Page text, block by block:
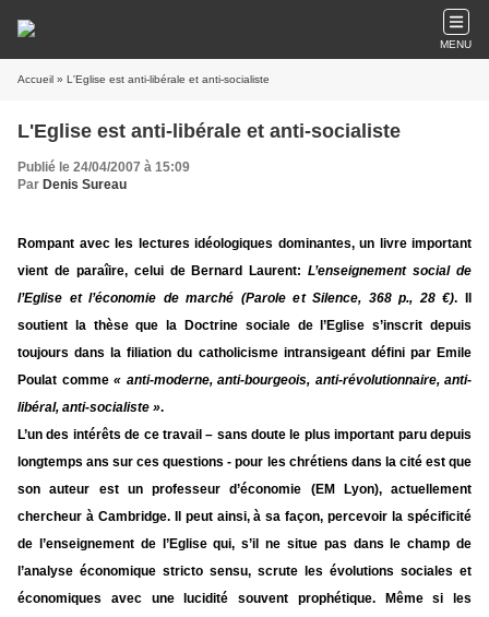
MENU
Accueil » L'Eglise est anti-libérale et anti-socialiste
L'Eglise est anti-libérale et anti-socialiste
Publié le 24/04/2007 à 15:09
Par Denis Sureau
Rompant avec les lectures idéologiques dominantes, un livre important
vient de paraîire, celui de Bernard Laurent:L’enseignement social de
l’Eglise et l’économie de marché (Parole et Silence, 368 p., 28 €). Il
soutient la thèse que la Doctrine sociale de l’Eglise s’inscrit depuis
toujours dans la filiation du catholicisme intransigeant défini par Emile
Poulat comme « anti-moderne, anti-bourgeois, anti-révolutionnaire, anti-
libéral, anti-socialiste ».
L’un des intérêts de ce travail – sans doute le plus important paru depuis
longtemps ans sur ces questions - pour les chrétiens dans la cité est que
son auteur est un professeur d’économie (EM Lyon), actuellement
chercheur à Cambridge. Il peut ainsi, à sa façon, percevoir la spécificité
de l’enseignement de l’Eglise qui, s’il ne situe pas dans le champ de
l’analyse économique stricto sensu, scrute les évolutions sociales et
économiques avec une lucidité souvent prophétique. Même si les